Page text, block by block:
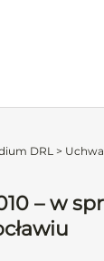
DRL >
– w